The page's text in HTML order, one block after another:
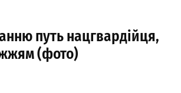
путь нацгвардійця,
(фото)